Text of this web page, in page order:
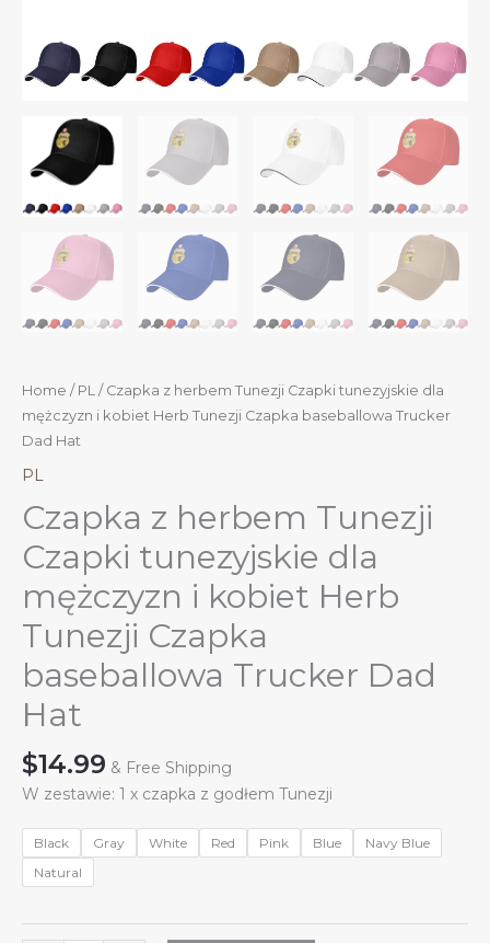
Home / PL / Czapka z herbem Tunezji Czapki tunezyjskie dla
mężczyzn i kobiet Herb Tunezji Czapka baseballowa Trucker
Dad Hat
PL
Czapka z herbem Tunezji
Czapki tunezyjskie dla
mężczyzn i kobiet Herb
Tunezji Czapka
baseballowa Trucker Dad
Hat
$14.99 & Free Shipping
W zestawie: 1 x czapka z godłem Tunezji
Black Gray White Red Pink Blue
Navy Blue
Natural